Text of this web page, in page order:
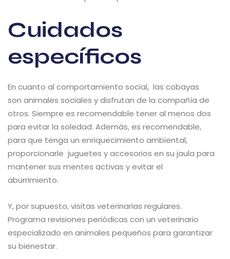
Cuidados
específicos
En cuanto al comportamiento social, las cobayas
son animales sociales y disfrutan de la compañía de
otros. Siempre es recomendable tener al menos dos
para evitar la soledad. Además, es recomendable,
para que tenga un enriquecimiento ambiental,
proporcionarle juguetes y accesorios en su jaula para
mantener sus mentes activas y evitar el
aburrimiento.
Y, por supuesto, visitas veterinarias regulares.
Programa revisiones periódicas con un veterinario
especializado en animales pequeños para garantizar
su bienestar.